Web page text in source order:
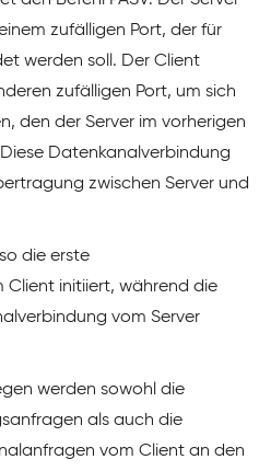
zufälligen Port, der für
werden soll. Der Client
zufälligen Port, um sich
den der Server im vorherigen
Datenkanalverbindung
zwischen Server und
die erste
Client initiiert, während die
vom Server
werden sowohl die
als auch die
vom Client an den